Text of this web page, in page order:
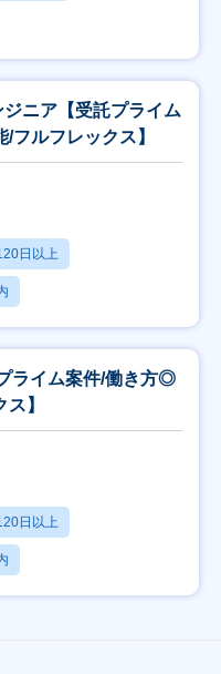
ジニア【受託プライム
ルフレックス】
日以上
ライム案件/働き方◎
】
日以上